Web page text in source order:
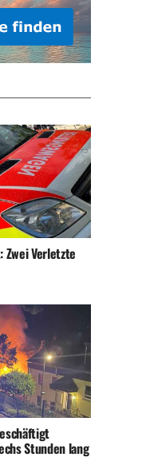
Verletzte
Stunden lang